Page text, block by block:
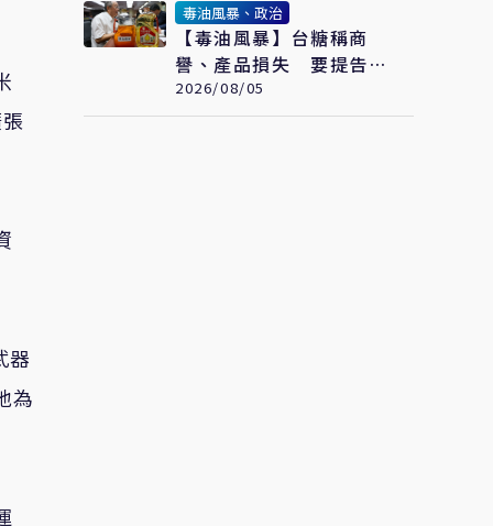
器
為
毒油風暴、政治
【毒油風暴】台糖稱商
譽、產品損失 要提告福
懋油求償至少2.43億元
2026/08/05